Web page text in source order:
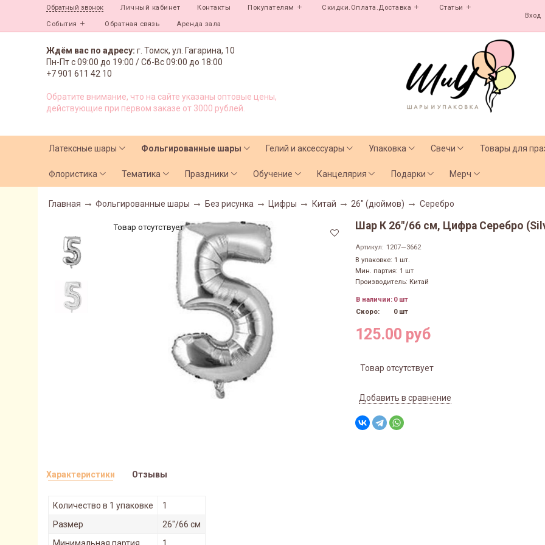
Обратный звонок Личный кабинет Контакты Покупателям Скидки.Оплата.Доставка Статьи
События Обратная связь Аренда зала
Вход
Ждём вас по адресу: г. Томск, ул. Гагарина, 10
Пн-Пт с09:00 до 19:00 /Сб-Вс 09:00 до 18:00
+7 901 611 42 10
Обратите внимание, что на сайте указаны оптовые цены,
действующие при первом заказе от 3000 рублей.
Латексные шары Фольгированные шары Гелий и аксессуары Упаковка Свечи Товары для
Флористика Тематика Праздники Обучение Канцелярия Подарки Мерч
Главная Фольгированные шары Без рисунка Цифры Китай 26" (дюймов) Серебро
Товар отсутствует Шар К 26"/66 см, Цифра Серебро
Артикул: 1207—3662
В упаковке: 1 шт.
Мин. партия: 1 шт
Производитель: Китай
В наличии: 0 шт
Скоро:
0 шт
125.00 руб
Товар отсутствует
Добавить в сравнение
Характеристики
Количество в 1 упаковке
1
Размер
26"/66 см
Минимальная партия
1
Отзывы